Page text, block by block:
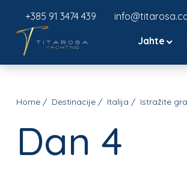
+385 91 3474 439
Jahte
Home Destinacije Italija Istražite
Dan 4